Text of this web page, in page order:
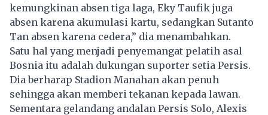
kemungkinan absen tiga laga, Eky Taufik juga
absen karena akumulasi kartu, sedangkan Sutanto
Tan absen karena cedera,” dia menambahkan.
Satu hal yang menjadi penyemangat pelatih asal
Bosnia itu adalah dukungan suporter setia Persis.
Dia berharap Stadion Manahan akan penuh
sehingga akan memberi tekanan kepada lawan.
Sementara gelandang andalan Persis Solo, Alexis